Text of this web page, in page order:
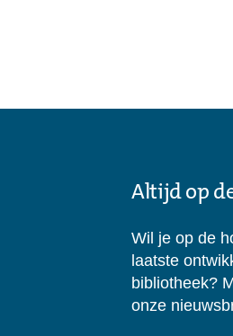
Altijd op
Wil je op de
laatste
bibliotheek?
onze